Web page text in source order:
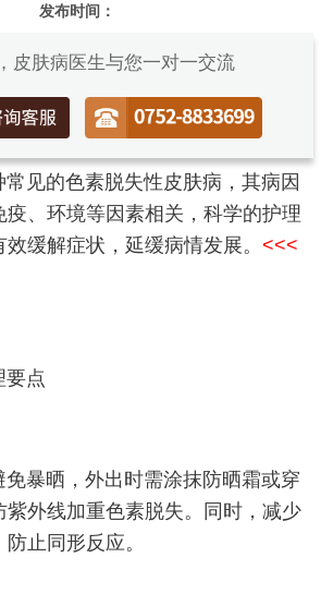
发布时间：
皮肤病医生与您一对一交流
常见的色素脱失性皮肤病，其病因
疫、环境等因素相关，科学的护理
缓解症状，延缓病情发展。 <<<
要点
免暴晒，外出时需涂抹防晒霜或穿
紫外线加重色素脱失。同时，减少
止同形反应。